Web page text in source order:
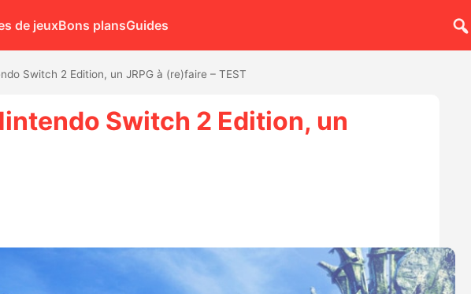
de jeuxBons plansGuides
Switch 2 Edition, un JRPG à (re)faire – TEST
Switch 2 Edition, un